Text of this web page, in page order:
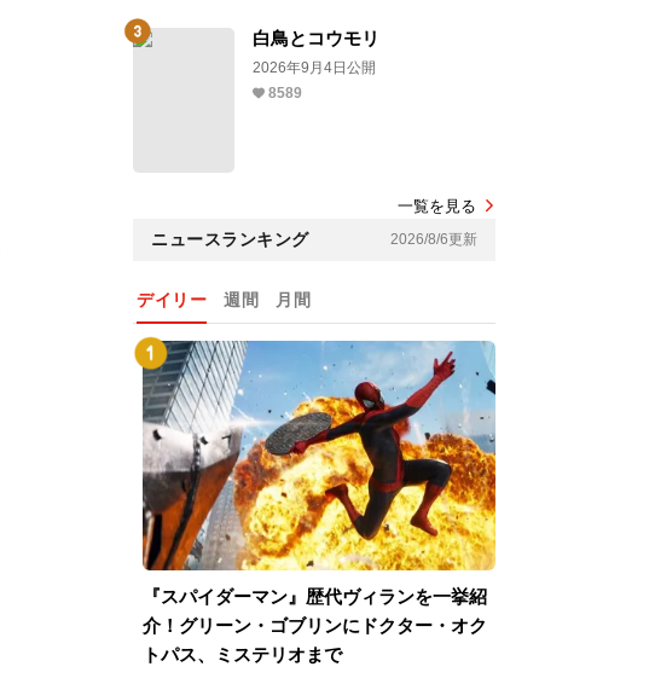
白鳥とコウモリ
2026年9月4日公開
8589
一覧を見る
ニュースランキング 2026/8/6更新
デイリー 週間 月間
『スパイダーマン』歴代ヴィランを一挙紹
介！グリーン・ゴブリンにドクター・オク
トパス、ミステリオまで